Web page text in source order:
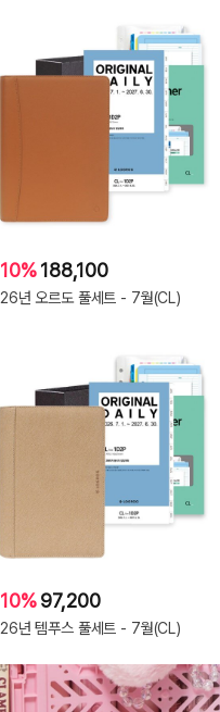
10%188,100
26년 오르도 풀세트 - 7월(CL)
10%97,200
26년 템푸스 풀세트 - 7월(CL)